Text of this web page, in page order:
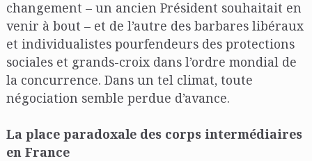
changement – un ancien Président souhaitait en
venir à bout – et de l’autre des barbares libéraux
et individualistes pourfendeurs des protections
sociales et grands-croix dans l’ordre mondial de
la concurrence. Dans un tel climat, toute
négociation semble perdue d’avance.
La place paradoxale des corps intermédiaires
en France